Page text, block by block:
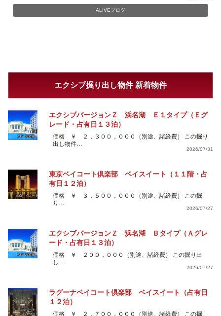
ALIVEブログ
エクシブ掘り出し物件 新着物件
エクシブバージョンＺ 浜名湖 Ｅ１タイプ（Ｅグ
レード・占有日１３泊）
価格 ￥ ２，３００，０００（別途、諸経費） この掘り
出し物件…
2026/07/31
東京ベイコート倶楽部 ベイスイート（１１階・占
有日１２泊）
価格 ￥ ３，５００，０００（別途、諸経費） この掘
り…
2026/07/27
エクシブバージョンＺ 浜名湖 Ｂタイプ（Ａグレ
ード・占有日１３泊）
価格 ￥ ２００，０００（別途、諸経費） この掘り出
し…
2026/07/27
ラグーナベイコート倶楽部 ベイスイート（占有日
１２泊）
価格 ￥ ２，７００，０００（別途、諸経費） この掘